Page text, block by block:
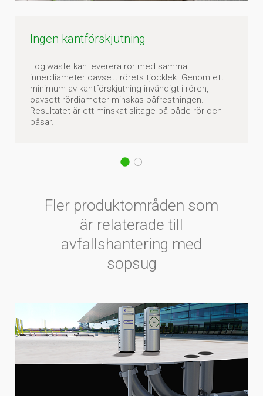
Ingen kantförskjutning
Logiwaste kan leverera rör med samma
innerdiameter oavsett rörets tjocklek. Genom ett
minimum av kantförskjutning invändigt i rören,
oavsett rördiameter minskas påfrestningen.
Resultatet är ett minskat slitage på både rör och
påsar.
Fler produktområden som
är relaterade till
avfallshantering med
sopsug